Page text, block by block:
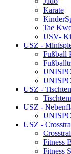
Karate
Tae
USV-
USZ -
Fußball
USZ -
USZ -
USZ -
Fitness
Fitness